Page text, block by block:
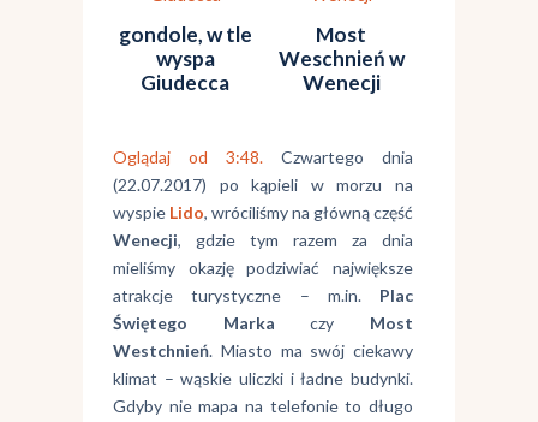
gondole, w tle
wyspa
Giudecca
Most
Weschnień w
Wenecji
Oglądaj od 3:48. Czwartego dnia
(22.07.2017) po kąpieli w morzu na
wyspie Lido, wróciliśmy na główną część
Wenecji, gdzie tym razem za dnia
mieliśmy okazję podziwiać największe
atrakcje turystyczne – m.in. Plac
Świętego Marka czy Most
Westchnień. Miasto ma swój ciekawy
klimat – wąskie uliczki i ładne budynki.
Gdyby nie mapa na telefonie to długo